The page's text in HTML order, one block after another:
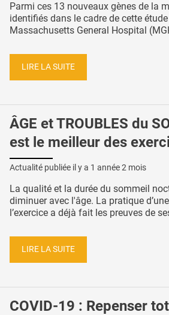
Parmi ces 13 nouveaux gènes de la
identifiés dans le cadre de cette
Massachusetts General Hospital
LIRE LA SUITE
ÂGE et TROUBLES du
est le meilleur des
Actualité publiée il y a 1 année 2 mois
La qualité et la durée du sommeil
diminuer avec l'âge. La pratique
l’exercice a déjà fait les preuves de
LIRE LA SUITE
COVID-19 : Repenser